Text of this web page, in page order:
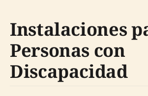
Instalaciones
Personas con
Discapacidad